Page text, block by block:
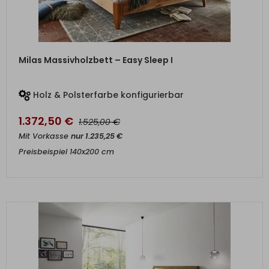
Milas Massivholzbett – Easy Sleep I
Holz & Polsterfarbe konfigurierbar
1.372,50 € 1.525,00€
Mit Vorkasse nur1.235,25€
Preisbeispiel 140x200 cm